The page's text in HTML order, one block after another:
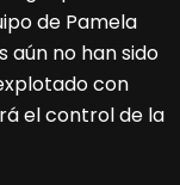
de Pamela
aún no han sido
con
el control de la